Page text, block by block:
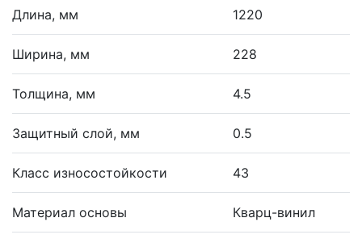
Длина, мм 1220
Ширина, мм 228
Толщина, мм 4.5
Защитный слой, мм 0.5
Класс износостойкости 43
Материал основы Кварц-винил